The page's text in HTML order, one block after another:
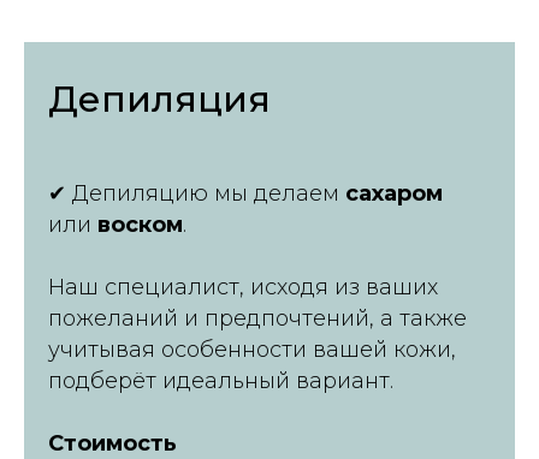
Депиляция
✔ Депиляцию мы делаем сахаром
или воском.
Наш специалист, исходя из ваших
пожеланий и предпочтений, а также
учитывая особенности вашей кожи,
подберёт идеальный вариант.
Стоимость